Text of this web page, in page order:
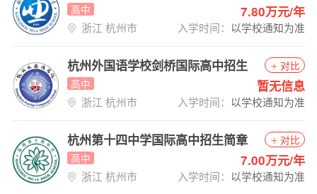
高中
浙江 杭州市 入学时间： 以学校通知为准
7.80万元/年
杭州外国语学校剑桥国际高中招生
简章
高中
浙江 杭州市 入学时间： 以学校通知为准
对比
暂无信息
杭州第十四中学国际高中招生简章
高中
浙江 杭州市 入学时间： 以学校通知为准
对比
7.00万元/年